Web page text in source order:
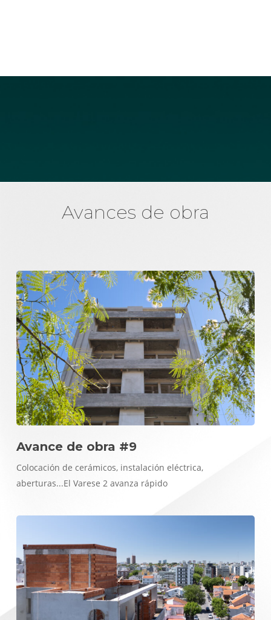
Avances de obra
Avance de obra #9
Colocación de cerámicos, instalación eléctrica,
aberturas...El Varese 2 avanza rápido